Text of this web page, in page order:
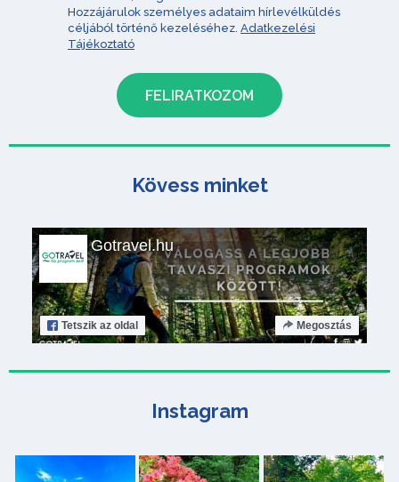
Hozzájárulok személyes adataim hírlevélküldés
céljából történő kezeléséhez. Adatkezelési
Tájékoztató
Kövess minket
Gotravel.hu
Tetszik az oldal Megosztás
Instagram